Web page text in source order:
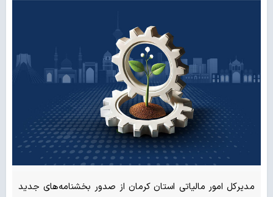
مدیرکل امور مالیاتی استان کرمان از صدور بخشنامه‌های جدید